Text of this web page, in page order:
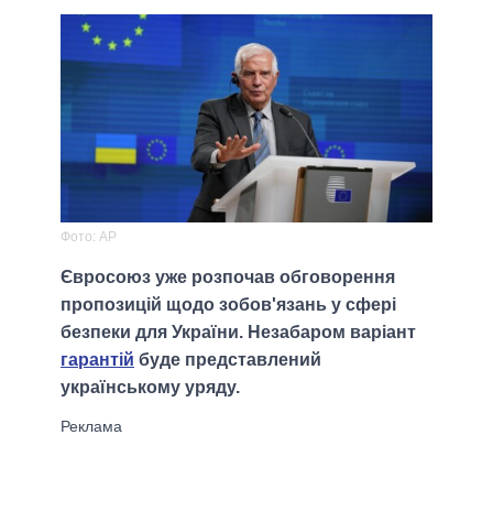
Фото: AP
Євросоюз уже розпочав обговорення
пропозицій щодо зобов'язань у сфері
безпеки для України. Незабаром варіант
гарантій буде представлений
українському уряду.